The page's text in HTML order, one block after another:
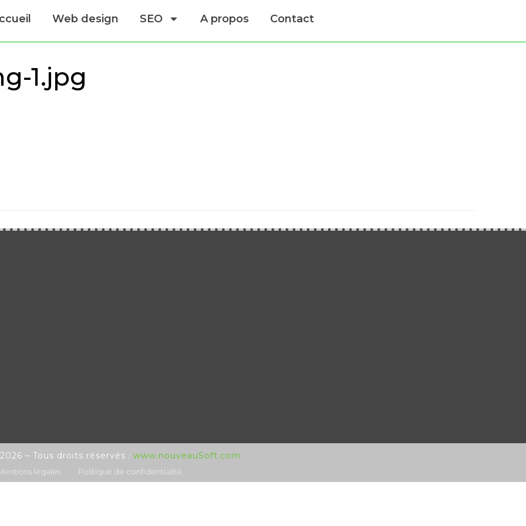
Web design SEO A propos Contact
1.jpg
– Tous droits réservés : www.nouveauSoft.com
légales Politique de confidentialité